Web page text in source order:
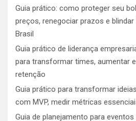
Guia prático: como proteger seu
preços, renegociar prazos e
Brasil
Guia prático de liderança
para transformar times, aumentar
retenção
Guia prático para transformar
com MVP, medir métricas
Guia de planejamento para